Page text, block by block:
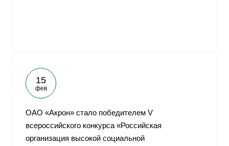
15
фев
ОАО «Акрон» стало победителем V
всероссийского конкурса «Российская
организация высокой социальной